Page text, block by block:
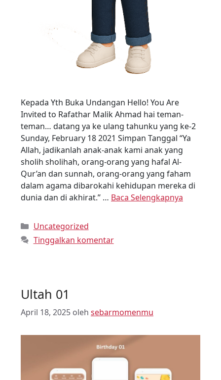
Kepada Yth Buka Undangan Hello! You Are
Invited to Rafathar Malik Ahmad hai teman-
teman… datang ya ke ulang tahunku yang ke-2
Sunday, February 18 2021 Simpan Tanggal “Ya
Allah, jadikanlah anak-anak kami anak yang
sholih sholihah, orang-orang yang hafal Al-
Qur’an dan sunnah, orang-orang yang faham
dalam agama dibarokahi kehidupan mereka di
dunia dan di akhirat.” … Baca Selengkapnya
Uncategorized
Tinggalkan komentar
Ultah 01
April 18, 2025 oleh sebarmomenmu